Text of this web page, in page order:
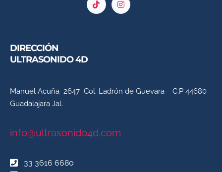
DIRECCIÓN
ULTRASONIDO 4D
Manuel Acuña 2647 Col. Ladrón de Guevara C.P 44680
Guadalajara Jal.
info@ultrasonido4d.com
33 3616 6680